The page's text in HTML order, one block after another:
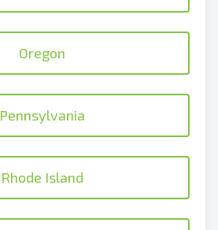
Oregon
Pennsylvania
Rhode Island